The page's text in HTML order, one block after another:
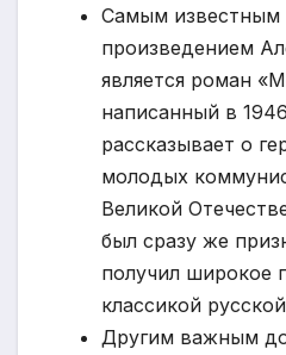
Самым известным
произведением
является роман
написанный в
рассказывает о
молодых
Великой
был сразу же
получил широкое
классикой
Другим важным